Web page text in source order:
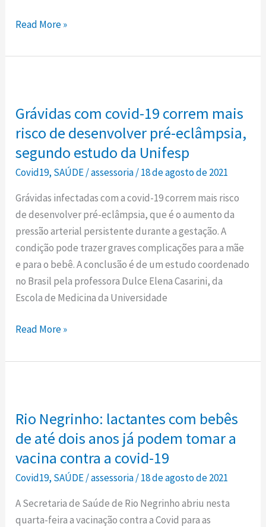
Read More »
Grávidas com covid-19 correm mais
risco de desenvolver pré-eclâmpsia,
segundo estudo da Unifesp
Covid19, SAÚDE/assessoria/18 de agosto de 2021
Grávidas infectadas com a covid-19 correm mais risco
de desenvolver pré-eclâmpsia, que é o aumento da
pressão arterial persistente durante a gestação. A
condição pode trazer graves complicações para a mãe
e para o bebê. A conclusão é de um estudo coordenado
no Brasil pela professora Dulce Elena Casarini, da
Escola de Medicina da Universidade
covid-
19
mais
risco
de
desenvolver
pré-
eclâmpsia,
segundo
estudo
da
Read More »
Rio Negrinho: lactantes com bebês
de até dois anos já podem tomar a
vacina contra a covid-19
Covid19, SAÚDE/assessoria/18 de agosto de 2021
A Secretaria de Saúde de Rio Negrinho abriu nesta
quarta-feira a vacinação contra a Covid para as
lactantes
com
bebês
de
até
dois
anos